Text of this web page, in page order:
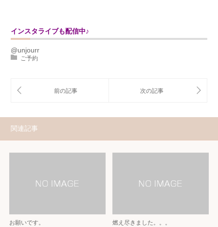
インスタライブも配信中♪
@unjourr
ご予約
関連記事
お願いです。 燃え尽きました。。。